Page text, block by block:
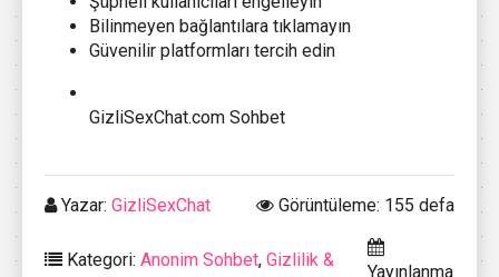
Bilinmeyen bağlantılara tıklamayın
Güvenilir platformları tercih edin
GizliSexChat.com Sohbet
Yazar: GizliSexChat Görüntüleme: 155 defa
Kategori: Anonim Sohbet, Gizlilik &
Yayınlanma